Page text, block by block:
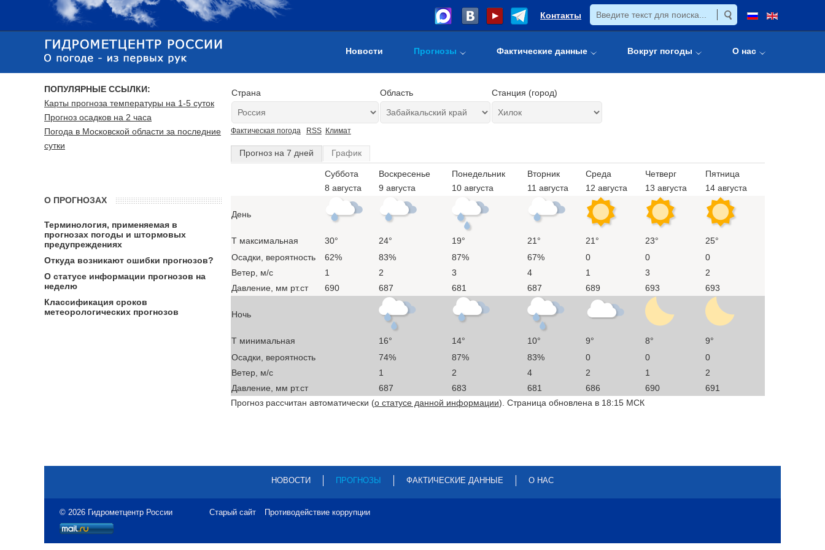
Контакты
Новости Прогнозы Фактические данные Вокруг погоды О нас
Страна Область Станция (город)
Фактическая погода RSS Климат
Прогноз на 7 дней График
Суббота
8 августа
Воскресенье
9 августа
Понедельник
10 августа
Вторник
11 августа
Среда
12 августа
Четверг
13 августа
Пятница
14 августа
День
T максимальная 30° 24° 19° 21° 21° 23°
25°
Осадки, вероятность
62% 83% 87% 67% 0 0
0
Ветер, м/с
1 2 3 4 1 3
2
Давление, мм рт.ст
690 687 681 687 689 693 693
Ночь
T минимальная 16° 14° 10° 9° 8°
9°
Осадки, вероятность
74% 87% 83% 0 0
0
Ветер, м/с
1 2 4 2 1
2
Давление, мм рт.ст
687 683 681 686 690
691
Прогноз рассчитан автоматически (о статусе данной информации). Страница обновлена в 18:15 МСК
ПОПУЛЯРНЫЕ ССЫЛКИ:
Карты прогноза температуры на 1-5 суток
Прогноз осадков на 2 часа
Погода в Московской области за последние
сутки
О ПРОГНОЗАХ
Терминология, применяемая в
прогнозах погоды и штормовых
предупреждениях
Откуда возникают ошибки прогнозов?
О статусе информации прогнозов на
неделю
Классификация сроков
метеорологических прогнозов
НОВОСТИ ПРОГНОЗЫ ФАКТИЧЕСКИЕ ДАННЫЕ О НАС
© 2026 Гидрометцентр России Старый сайт Противодействие коррупции